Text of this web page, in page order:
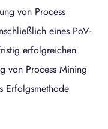
von Process
eines PoV-
erfolgreichen
von Process Mining
Erfolgsmethode